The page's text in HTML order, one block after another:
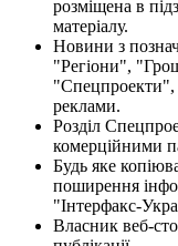
розміщена в
матеріалу.
Новини з
"Регіони",
"Спецпроекти",
реклами.
Розділ
комерційними
Будь яке
поширення
"Інтерфакс-
Власник веб-